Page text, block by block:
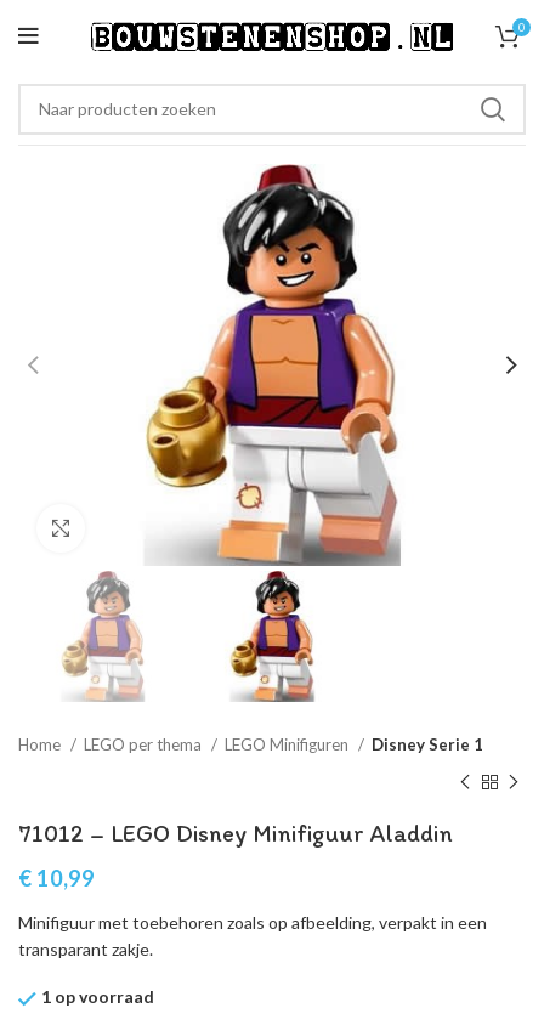
0
Klik om te vergroten
Home LEGO per thema LEGO Minifiguren Disney Serie 1
71012 – LEGO Disney Minifiguur Aladdin
€ 10,99
Minifiguur met toebehoren zoals op afbeelding, verpakt in een
transparant zakje.
1 op voorraad